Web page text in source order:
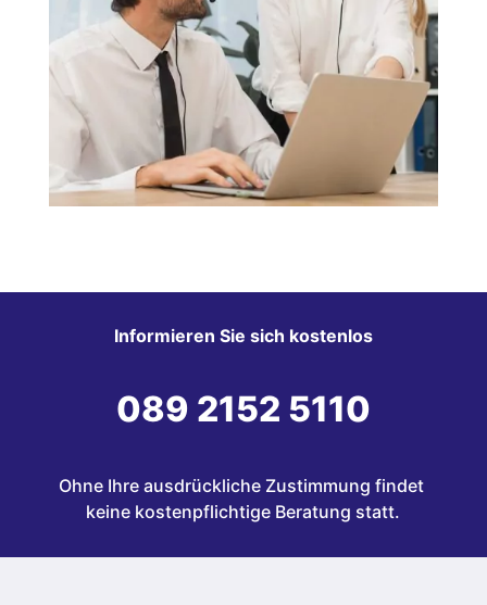
Informieren Sie sich kostenlos
089 2152 5110
Ohne Ihre ausdrückliche Zustimmung findet
keine kostenpflichtige Beratung statt.